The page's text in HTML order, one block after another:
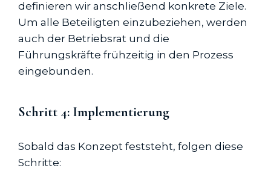
definieren wir anschließend konkrete Ziele.
Um alle Beteiligten einzubeziehen, werden
auch der Betriebsrat und die
Führungskräfte frühzeitig in den Prozess
eingebunden.
Schritt 4: Implementierung
Sobald das Konzept feststeht, folgen diese
Schritte: